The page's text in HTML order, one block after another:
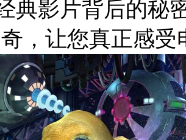
典影片背后的秘
，让您真正感